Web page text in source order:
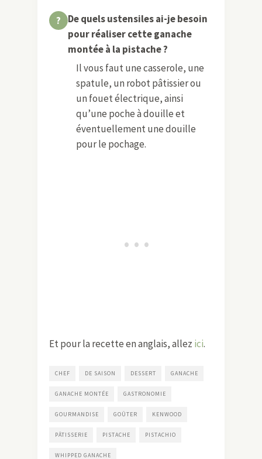
De quels ustensiles ai-je besoin
pour réaliser cette ganache
montée à la pistache ?
Il vous faut une casserole, une
spatule, un robot pâtissier ou
un fouet électrique, ainsi
qu’une poche à douille et
éventuellement une douille
pour le pochage.
Et pour la recette en anglais, allez ici.
CHEF DE SAISON DESSERT GANACHE
GANACHE MONTÉE GASTRONOMIE
GOURMANDISE GOÛTER KENWOOD
PÂTISSERIE PISTACHE PISTACHIO
WHIPPED GANACHE